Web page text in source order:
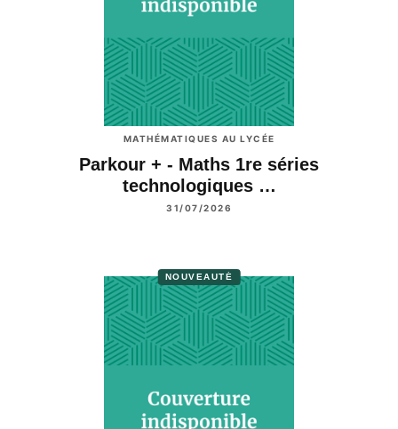
MATHÉMATIQUES AU LYCÉE
Parkour + - Maths 1re séries
technologiques …
31/07/2026
NOUVEAUTÉ